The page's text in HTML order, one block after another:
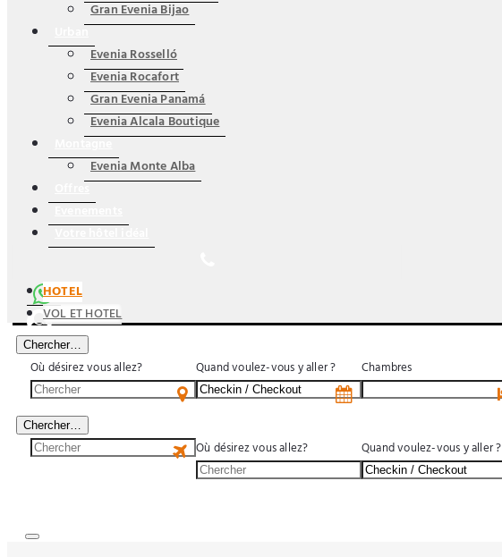
Gran Evenia Bijao
Evenia Rosselló
Evenia Rocafort
Gran Evenia Panamá
Evenia Alcala Boutique
Evenia Monte Alba
US$
HOTEL
VOL ET HOTEL
Chercher…
Où désirez vous allez? Quand voulez-vous y aller ? Chambres
Chercher…
Où désirez vous allez? Quand voulez-vous y aller ?